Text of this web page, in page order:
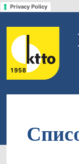
Privacy Policy